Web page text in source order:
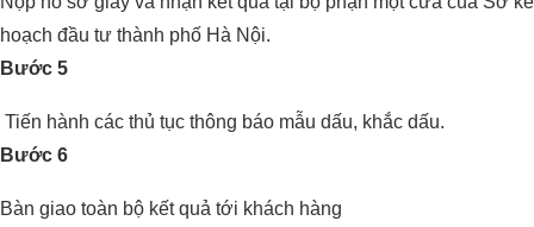
hoạch đầu tư thành phố Hà Nội.
Bước 5
Tiến hành các thủ tục thông báo mẫu dấu, khắc dấu.
Bước 6
Bàn giao toàn bộ kết quả tới khách hàng